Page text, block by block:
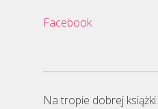
Facebook
Na tropie dobrej książki: